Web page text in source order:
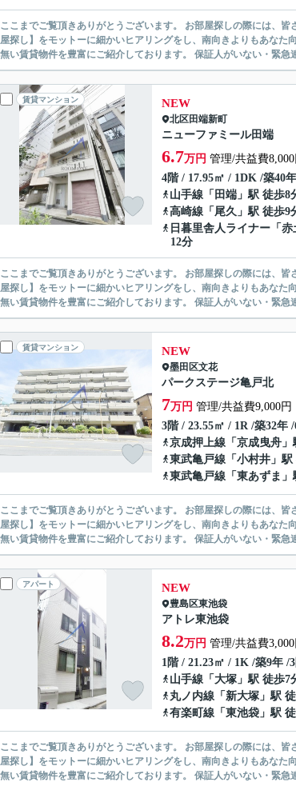
ここまでご覧頂きありがとうございます。 お部屋探しの際には、皆さまそれぞれこだわりの条件があると思いますが、当社では【あなたに１番のお部
屋探し】をモットーに細かいヒアリングをし、南向きよりもあなた向きのお部屋をご提案いたしま
無い賃貸物件を豊富にご紹介してお
賃貸マンション NEW
北区田端新町
ニューファミール田端
6.7万円 管理/共益費8,000
4階 / 17.95㎡ / 1DK /築40
山手線 「 田端 」駅 徒歩8
高崎線 「 尾久 」駅 徒歩9
日暮里舎人ライナー 「 赤
12分
ここまでご覧頂きありがとうございます。 お部屋探しの際には、皆さまそれぞれこだわりの条件があると思いますが、当社では【あなたに１番のお部
屋探し】をモットーに細かいヒアリングをし、南向きよりもあなた向きのお部屋をご提案いたしま
無い賃貸物件を豊富にご紹介してお
賃貸マンション NEW
墨田区文花
パークステージ亀戸北
7万円 管理/共益費9,000円
3階 / 23.55㎡ / 1R /築32年
京成押上線 「 京成曳舟
東武亀戸線 「 小村井 」
東武亀戸線 「 東あずま
ここまでご覧頂きありがとうございます。 お部屋探しの際には、皆さまそれぞれこだわりの条件があると思いますが、当社では【あなたに１番のお部
屋探し】をモットーに細かいヒアリングをし、南向きよりもあなた向きのお部屋をご提案いたしま
無い賃貸物件を豊富にご紹介してお
アパート NEW
豊島区東池袋
アトレ東池袋
8.2万円 管理/共益費3,000
1階 / 21.23㎡ / 1K /築9年 /
山手線 「 大塚 」駅 徒歩7
丸ノ内線 「 新大塚 」駅
有楽町線 「 東池袋 」駅
ここまでご覧頂きありがとうございます。 お部屋探しの際には、皆さまそれぞれこだわりの条件があると思いますが、当社では【あなたに１番のお部
屋探し】をモットーに細かいヒアリングをし、南向きよりもあなた向きのお部屋をご提案いたしま
無い賃貸物件を豊富にご紹介してお